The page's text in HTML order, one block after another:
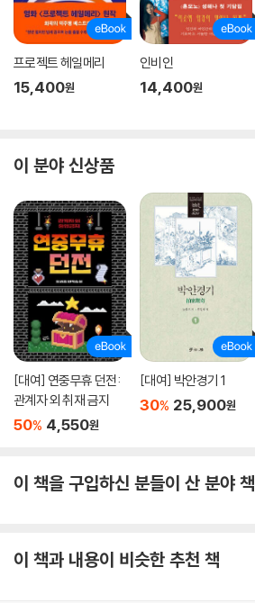
프로젝트 헤일메리
15,400원
인비인
14,400원
이 분야 신상품
[대여] 연중무휴 던전:
관계자 외 취재 금지
50% 4,550원
[대여] 박안경기 1
30% 25,900원
이 책을 구입하신 분들이 산 분야 책
이 책과 내용이 비슷한 추천 책